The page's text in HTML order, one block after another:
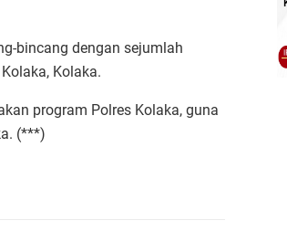
bincang dengan sejumlah
Kolaka.
program Polres Kolaka, guna
(***)